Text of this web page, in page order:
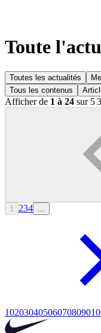
Toute
Toutes les actualités
Tous les contenus
Afficher de 1 à 24 sur 5
1 234
102030405060708090